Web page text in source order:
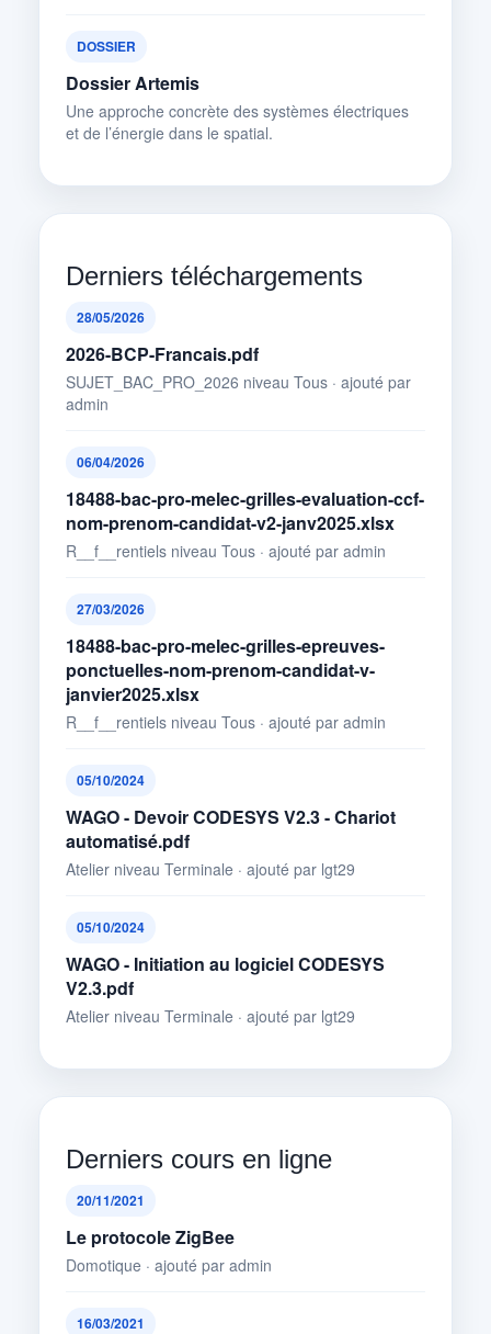
DOSSIER
Dossier Artemis
Une approche concrète des systèmes électriques
et de l’énergie dans le spatial.
Derniers téléchargements
28/05/2026
2026-BCP-Francais.pdf
SUJET_BAC_PRO_2026 niveau Tous · ajouté par
admin
06/04/2026
18488-bac-pro-melec-grilles-evaluation-ccf-
nom-prenom-candidat-v2-janv2025.xlsx
R__f__rentiels niveau Tous · ajouté par admin
27/03/2026
18488-bac-pro-melec-grilles-epreuves-
ponctuelles-nom-prenom-candidat-v-
janvier2025.xlsx
R__f__rentiels niveau Tous · ajouté par admin
05/10/2024
WAGO - Devoir CODESYS V2.3 - Chariot
automatisé.pdf
Atelier niveau Terminale · ajouté par lgt29
05/10/2024
WAGO - Initiation au logiciel CODESYS
V2.3.pdf
Atelier niveau Terminale · ajouté par lgt29
Derniers cours en ligne
20/11/2021
Le protocole ZigBee
Domotique · ajouté par admin
16/03/2021